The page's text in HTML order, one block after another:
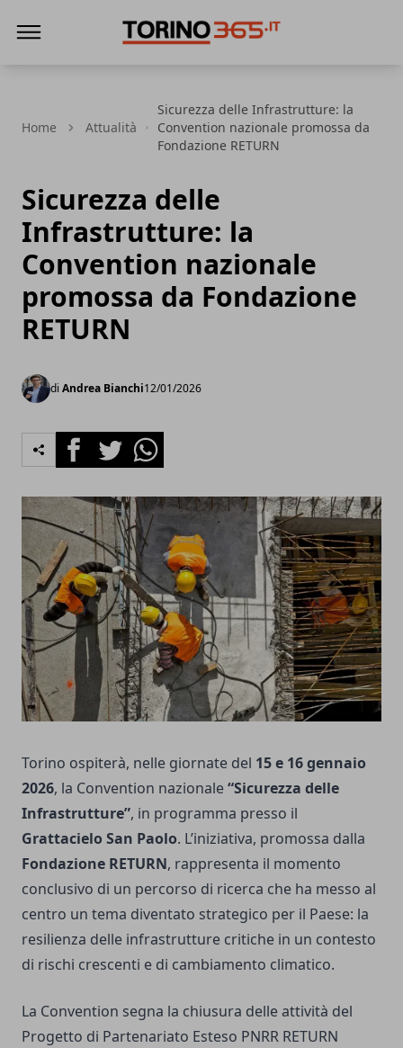
Home Attualità
Sicurezza delle Infrastrutture: la
Convention nazionale promossa da
Fondazione RETURN
Sicurezza delle
Infrastrutture: la
Convention nazionale
promossa da Fondazione
RETURN
di Andrea Bianchi12/01/2026
FacebookTwitterWhatsapp
Torino ospiterà, nelle giornate del 15 e 16 gennaio
2026, la Convention nazionale“Sicurezza delle
Infrastrutture”, in programma presso il
Grattacielo San Paolo. L’iniziativa, promossa dalla
Fondazione RETURN, rappresenta il momento
conclusivo di un percorso di ricerca che ha messo al
centro un tema diventato strategico per il Paese: la
resilienza delle infrastrutture critiche in un contesto
di rischi crescenti e di cambiamento climatico.
La Convention segna la chiusura delle attività del
Progetto di Partenariato Esteso PNRR RETURN